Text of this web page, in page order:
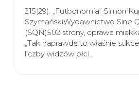
215(29). „Futbonomia” Simon
SzymańskiWydawnictwo Sine
(SQN)502 strony, oprawa
„Tak naprawdę to właśnie
liczby widzów płci…